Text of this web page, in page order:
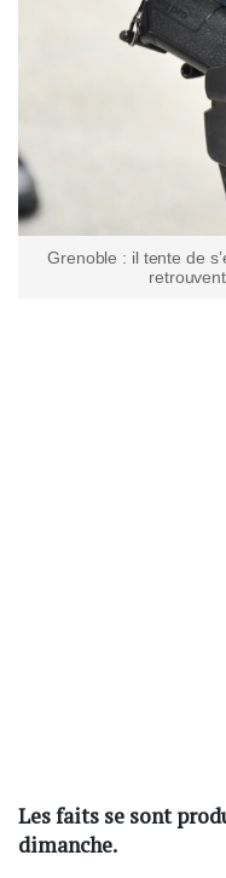
Grenoble : il tente de
Les faits se sont
dimanche.